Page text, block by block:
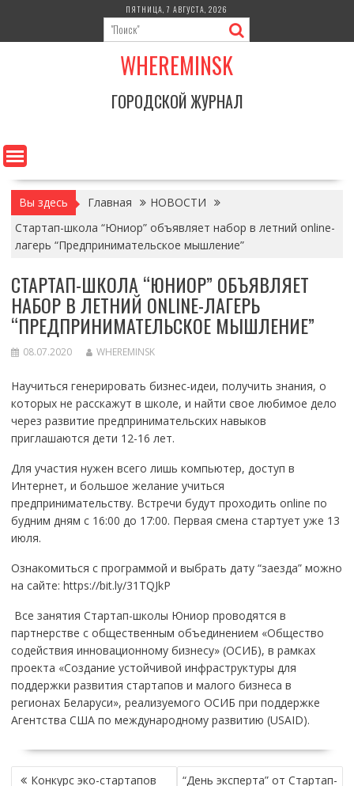
содержимому
ПЯТНИЦА, 7 АВГУСТА, 2026
WHEREMINSK
ГОРОДСКОЙ ЖУРНАЛ
Вы здесь Главная
НОВОСТИ
Стартап-школа “Юниор” объявляет набор в летний online-
лагерь “Предпринимательское мышление”
СТАРТАП-ШКОЛА “ЮНИОР” ОБЪЯВЛЯЕТ
НАБОР В ЛЕТНИЙ ONLINE-ЛАГЕРЬ
“ПРЕДПРИНИМАТЕЛЬСКОЕ МЫШЛЕНИЕ”
08.07.2020 WHEREMINSK
Научиться генерировать бизнес-идеи, получить знания, о
которых не расскажут в школе, и найти свое любимое дело
через развитие предпринимательских навыков
приглашаются дети 12-16 лет.
Для участия нужен всего лишь компьютер, доступ в
Интернет, и большое желание учиться
предпринимательству. Встречи будут проходить online по
будним дням с 16:00 до 17:00. Первая смена стартует уже 13
июля.
Ознакомиться с программой и выбрать дату “заезда” можно
на сайте: https://bit.ly/31TQJkP
Все занятия Стартап-школы Юниор проводятся в
партнерстве с общественным объединением «Общество
содействия инновационному бизнесу» (ОСИБ), в рамках
проекта «Создание устойчивой инфраструктуры для
поддержки развития стартапов и малого бизнеса в
регионах Беларуси», реализуемого ОСИБ при поддержке
Агентства США по международному развитию (USAID).
НАВИГАЦИЯ
Конкурс эко-стартапов
“День эксперта” от Стартап-